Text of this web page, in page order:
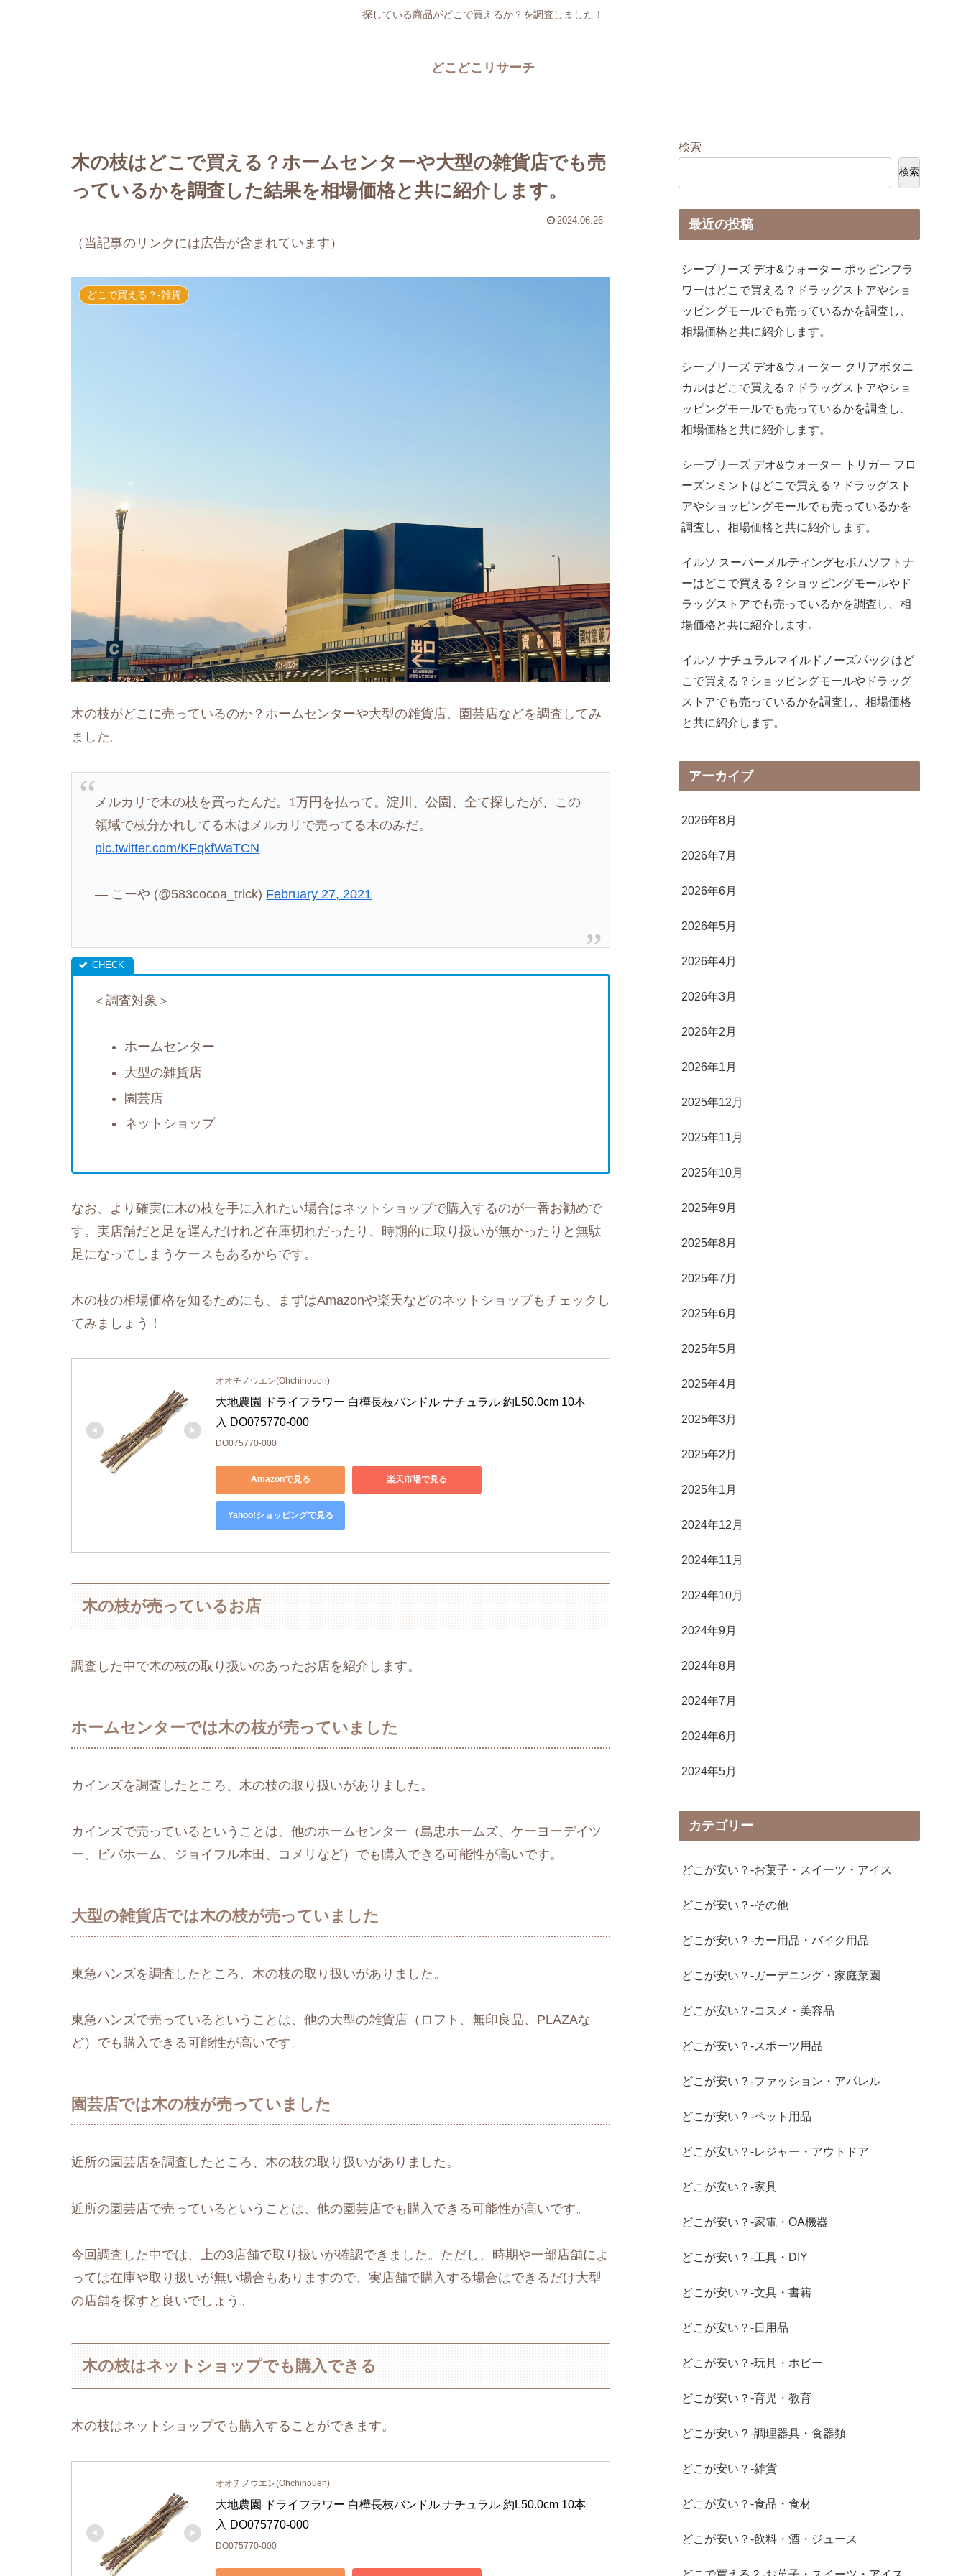
探している商品がどこで買えるか？を調査しました！
どこどこリサーチ
木の枝はどこで買える？ホームセンターや大型の雑貨店でも売
っているかを調査した結果を相場価格と共に紹介します。
2024.06.26
（当記事のリンクには広告が含まれています）
どこで買える？-雑貨
木の枝がどこに売っているのか？ホームセンターや大型の雑貨店、園芸店などを調査してみ
ました。
メルカリで木の枝を買ったんだ。1万円を払って。淀川、公園、全て探したが、この
領域で枝分かれしてる木はメルカリで売ってる木のみだ。
pic.twitter.com/KFqkfWaTCN
— こーや (@583cocoa_trick) February 27, 2021
＜調査対象＞
ホームセンター
大型の雑貨店
園芸店
ネットショップ
なお、より確実に木の枝を手に入れたい場合はネットショップで購入するのが一番お勧めで
す。実店舗だと足を運んだけれど在庫切れだったり、時期的に取り扱いが無かったりと無駄
足になってしまうケースもあるからです。
木の枝の相場価格を知るためにも、まずはAmazonや楽天などのネットショップもチェックし
てみましょう！
オオチノウエン(Ohchinouen)
大地農園 ドライフラワー 白樺長枝バンドル ナチュラル 約L50.0cm 10本
入 DO075770-000
DO075770-000
Amazonで見る 楽天市場で見る
Yahoo!ショッピングで見る
木の枝が売っているお店
調査した中で木の枝の取り扱いのあったお店を紹介します。
ホームセンターでは木の枝が売っていました
カインズを調査したところ、木の枝の取り扱いがありました。
カインズで売っているということは、他のホームセンター（島忠ホームズ、ケーヨーデイツ
ー、ビバホーム、ジョイフル本田、コメリなど）でも購入できる可能性が高いです。
大型の雑貨店では木の枝が売っていました
東急ハンズを調査したところ、木の枝の取り扱いがありました。
東急ハンズで売っているということは、他の大型の雑貨店（ロフト、無印良品、PLAZAな
ど）でも購入できる可能性が高いです。
園芸店では木の枝が売っていました
近所の園芸店を調査したところ、木の枝の取り扱いがありました。
近所の園芸店で売っているということは、他の園芸店でも購入できる可能性が高いです。
今回調査した中では、上の3店舗で取り扱いが確認できました。ただし、時期や一部店舗によ
っては在庫や取り扱いが無い場合もありますので、実店舗で購入する場合はできるだけ大型
の店舗を探すと良いでしょう。
木の枝はネットショップでも購入できる
木の枝はネットショップでも購入することができます。
オオチノウエン(Ohchinouen)
大地農園 ドライフラワー 白樺長枝バンドル ナチュラル 約L50.0cm 10本
入 DO075770-000
DO075770-000
検索
検索
最近の投稿
シーブリーズ デオ&ウォーター ポッピンフラ
ワーはどこで買える？ドラッグストアやショ
ッピングモールでも売っているかを調査し、
相場価格と共に紹介します。
シーブリーズ デオ&ウォーター クリアボタニ
カルはどこで買える？ドラッグストアやショ
ッピングモールでも売っているかを調査し、
相場価格と共に紹介します。
シーブリーズ デオ&ウォーター トリガー フロ
ーズンミントはどこで買える？ドラッグスト
アやショッピングモールでも売っているかを
調査し、相場価格と共に紹介します。
イルソ スーパーメルティングセボムソフトナ
ーはどこで買える？ショッピングモールやド
ラッグストアでも売っているかを調査し、相
場価格と共に紹介します。
イルソ ナチュラルマイルドノーズパックはど
こで買える？ショッピングモールやドラッグ
ストアでも売っているかを調査し、相場価格
と共に紹介します。
アーカイブ
2026年8月
2026年7月
2026年6月
2026年5月
2026年4月
2026年3月
2026年2月
2026年1月
2025年12月
2025年11月
2025年10月
2025年9月
2025年8月
2025年7月
2025年6月
2025年5月
2025年4月
2025年3月
2025年2月
2025年1月
2024年12月
2024年11月
2024年10月
2024年9月
2024年8月
2024年7月
2024年6月
2024年5月
カテゴリー
どこが安い？-お菓子・スイーツ・アイス
どこが安い？-その他
どこが安い？-カー用品・バイク用品
どこが安い？-ガーデニング・家庭菜園
どこが安い？-コスメ・美容品
どこが安い？-スポーツ用品
どこが安い？-ファッション・アパレル
どこが安い？-ペット用品
どこが安い？-レジャー・アウトドア
どこが安い？-家具
どこが安い？-家電・OA機器
どこが安い？-工具・DIY
どこが安い？-文具・書籍
どこが安い？-日用品
どこが安い？-玩具・ホビー
どこが安い？-育児・教育
どこが安い？-調理器具・食器類
どこが安い？-雑貨
どこが安い？-食品・食材
どこが安い？-飲料・酒・ジュース